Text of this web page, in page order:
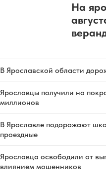
На
В Ярославской области
Ярославцы получили на
миллионов
В Ярославле подорожают
проездные
Ярославца освободили от
влиянием мошенников